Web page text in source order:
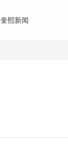
奎熙新闻